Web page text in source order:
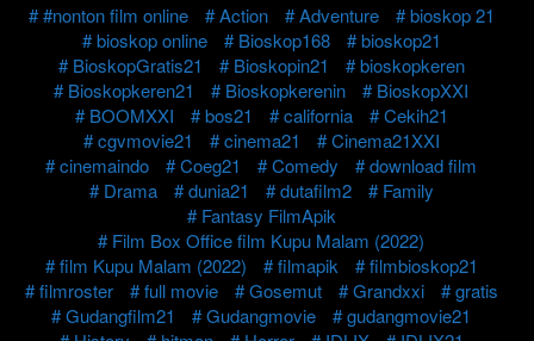
#nonton film online
Action Adventure
bioskop 21
bioskop online
Bioskop168
bioskop21
BioskopGratis21
Bioskopin21
bioskopkeren
Bioskopkeren21
Bioskopkerenin
BioskopXXI
BOOMXXI
bos21 california
Cekih21
cgvmovie21
cinema21
Cinema21XXI
cinemaindo
Coeg21 Comedy
download film
Drama
dunia21 dutafilm2
Family
Fantasy FilmApik
Film Box Office film Kupu Malam (2022)
film Kupu Malam (2022)
filmapik
filmbioskop21
filmroster
full movie Gosemut Grandxxi
gratis
Gudangfilm21
Gudangmovie
gudangmovie21